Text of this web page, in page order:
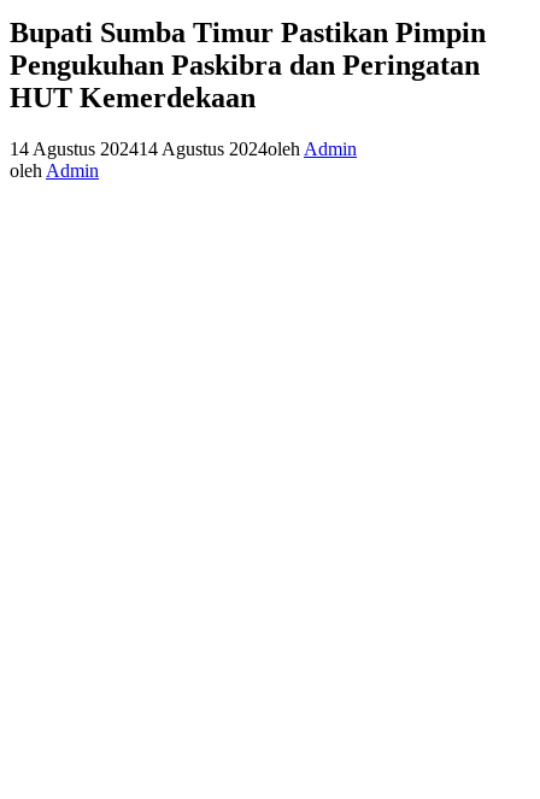
Bupati Sumba Timur Pastikan Pimpin
Pengukuhan Paskibra dan Peringatan
HUT Kemerdekaan
14 Agustus 202414 Agustus 2024oleh Admin
oleh Admin